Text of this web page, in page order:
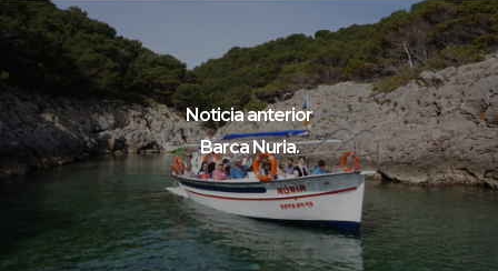
Noticia anterior
Barca Nuria.